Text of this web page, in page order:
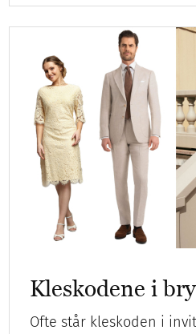
Kleskodene i
Ofte står kleskoden i